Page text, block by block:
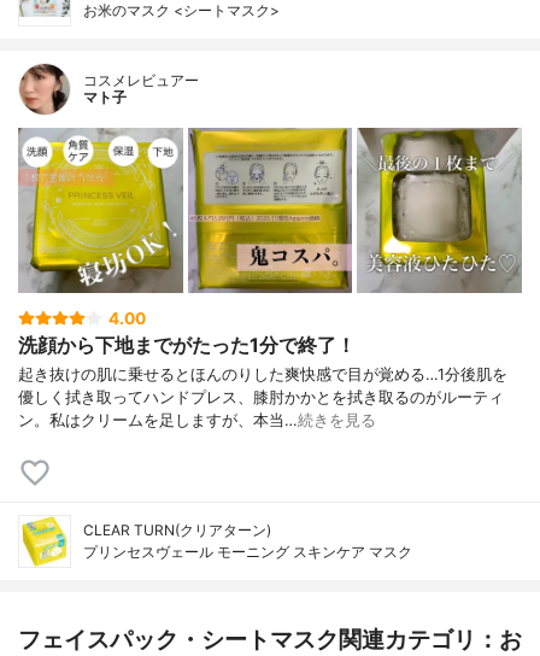
お米のマスク <シートマスク>
コスメレビュアー
マト子
4.00
洗顔から下地までがたった1分で終了！
起き抜けの肌に乗せるとほんのりした爽快感で目が覚める…1分後肌を
優しく拭き取ってハンドプレス、膝肘かかとを拭き取るのがルーティ
ン。私はクリームを足しますが、本当…続きを見る
CLEAR TURN(クリアターン)
プリンセスヴェール モーニング スキンケア マスク
フェイスパック・シートマスク関連カテゴリ：お